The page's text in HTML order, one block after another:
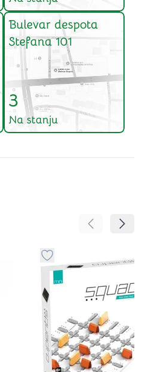
Bulevar despota
Stefana 101
3
Na stanju
Pomeranje
u kategoriju omiljeno
Dugme za dodavanje